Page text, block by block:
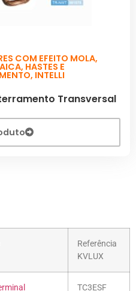
COM EFEITO MOLA,
, HASTES E
, INTELLI
Transversal
Referência
KVLUX
TC3ESF